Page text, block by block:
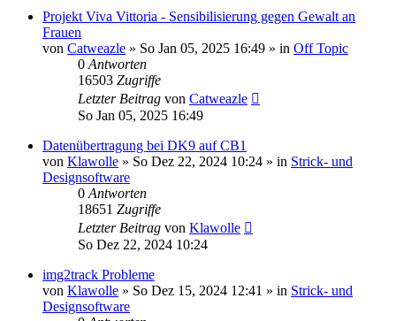
Projekt Viva Vittoria - Sensibilisierung gegen Gewalt an
Frauen
von Catweazle » So Jan 05, 2025 16:49 » in Off Topic
0 Antworten
16503 Zugriffe
Letzter Beitrag von Catweazle
So Jan 05, 2025 16:49
Datenübertragung bei DK9 auf CB1
von Klawolle » So Dez 22, 2024 10:24 » in Strick- und
Designsoftware
0 Antworten
18651 Zugriffe
Letzter Beitrag von Klawolle
So Dez 22, 2024 10:24
img2track Probleme
von Klawolle » So Dez 15, 2024 12:41 » in Strick- und
Designsoftware